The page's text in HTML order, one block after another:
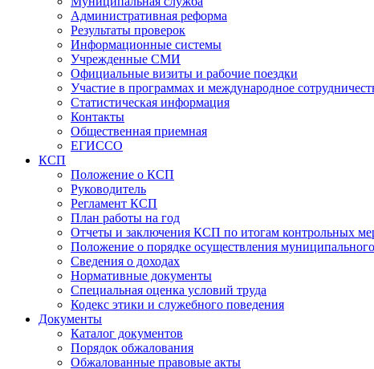
Административная реформа
Результаты проверок
Информационные системы
Учрежденные СМИ
Официальные визиты и рабочие поездки
Участие в программах и международное
Статистическая информация
Контакты
Общественная приемная
ЕГИССО
КСП
Положение о КСП
Руководитель
Регламент КСП
План работы на год
Отчеты и заключения КСП по итогам контрольных
Положение о порядке осуществления
Сведения о доходах
Нормативные документы
Специальная оценка условий труда
Кодекс этики и служебного поведения
Документы
Каталог документов
Порядок обжалования
Обжалованные правовые акты